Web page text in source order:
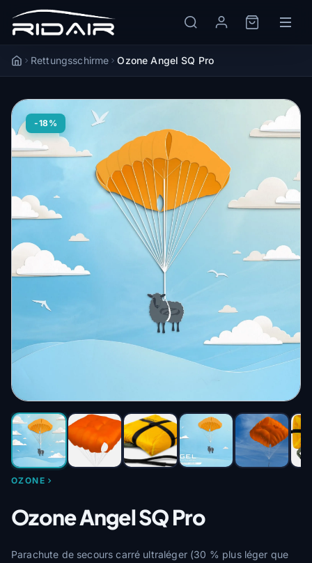
AccueilRettungsschirme Ozone Angel SQ Pro
-18%
OZONE
Ozone Angel SQ Pro
Parachute de secours carré ultraléger (30 % plus léger que